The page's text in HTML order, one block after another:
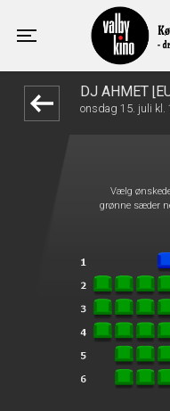
Toggle navigation
Valby Kino
DJ AHMET
onsdag 15. juli kl.
Vælg
grønne sæder